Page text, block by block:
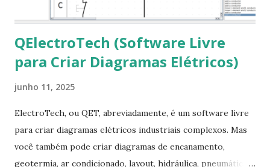
QElectroTech (Software Livre
para Criar Diagramas Elétricos)
junho 11, 2025
ElectroTech, ou QET, abreviadamente, é um software livre
para criar diagramas elétricos industriais complexos. Mas
você também pode criar diagramas de encanamento,
geotermia, ar condicionado, layout, hidráulica, pneumática,